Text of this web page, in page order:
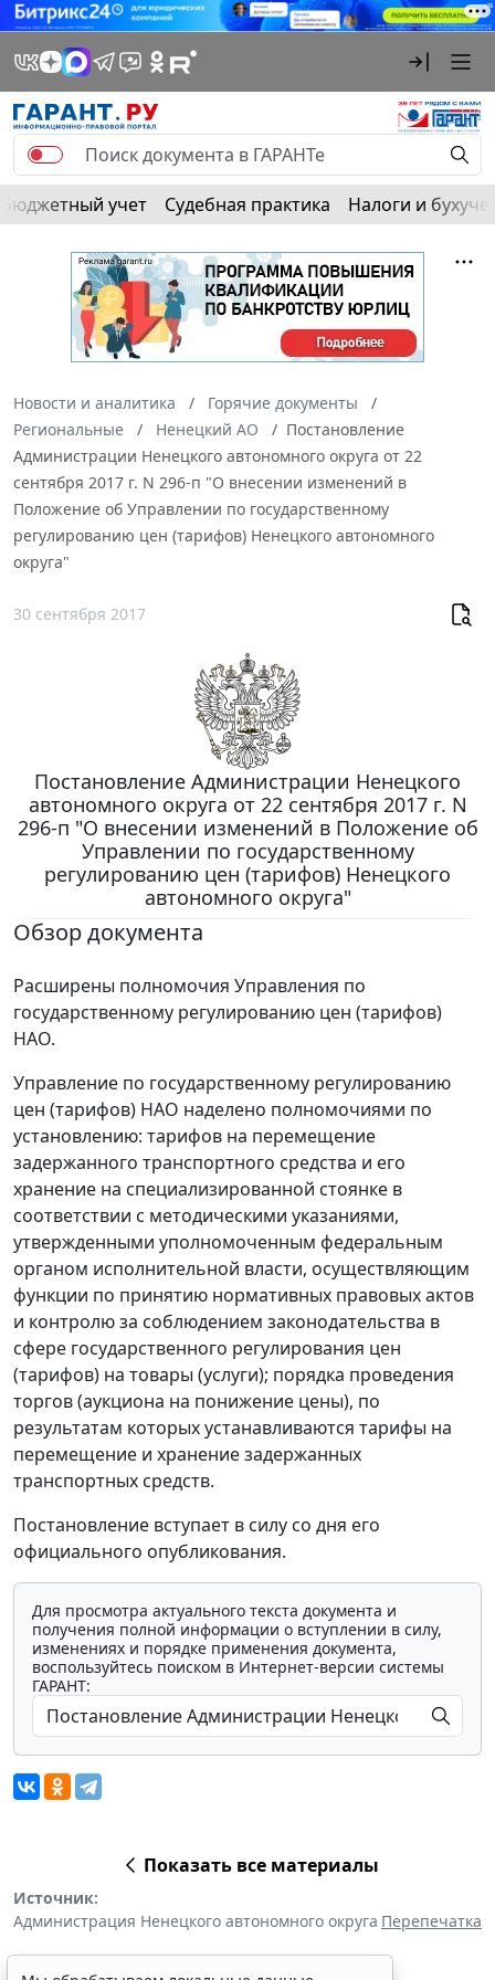
Бюджетный учет Судебная практика Налоги и
Новости и аналитика
Горячие документы
Региональные
Ненецкий АО
Постановление
Администрации Ненецкого автономного округа от 22
сентября 2017 г. N 296-п "О внесении изменений в
Положение об Управлении по государственному
регулированию цен (тарифов) Ненецкого автономного
округа"
30 сентября 2017
Постановление Администрации Ненецкого
автономного округа от 22 сентября 2017 г. N
296-п "О внесении изменений в Положение об
Управлении по государственному
регулированию цен (тарифов) Ненецкого
автономного округа"
Обзор документа
Расширены полномочия Управления по
государственному регулированию цен (тарифов)
НАО.
Управление по государственному регулированию
цен (тарифов) НАО наделено полномочиями по
установлению: тарифов на перемещение
задержанного транспортного средства и его
хранение на специализированной стоянке в
соответствии с методическими указаниями,
утвержденными уполномоченным федеральным
органом исполнительной власти, осуществляющим
функции по принятию нормативных правовых актов
и контролю за соблюдением законодательства в
сфере государственного регулирования цен
(тарифов) на товары (услуги); порядка проведения
торгов (аукциона на понижение цены), по
результатам которых устанавливаются тарифы на
перемещение и хранение задержанных
транспортных средств.
Постановление вступает в силу со дня его
официального опубликования.
Для просмотра актуального текста документа и
получения полной информации о вступлении в силу,
изменениях и порядке применения документа,
воспользуйтесь поиском в Интернет-версии системы
ГАРАНТ:
Показать все материалы
Источник:
Администрация Ненецкого автономного округа Перепечатка